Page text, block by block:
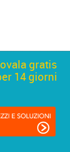
gratis
14 giorni